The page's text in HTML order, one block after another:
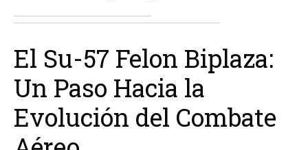
El Su-57 Felon Biplaza:
Un Paso Hacia la
Evolución del Combate